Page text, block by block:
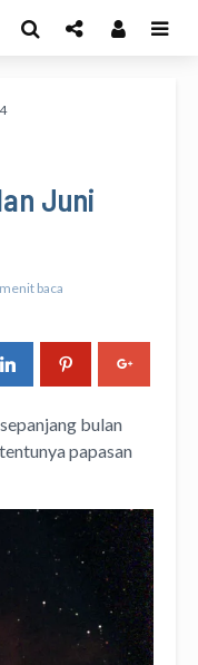
Juni
baca
bulan
papasan